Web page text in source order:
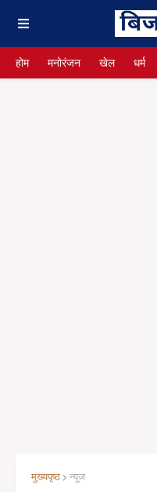
होम मनोरंजन खेल धर्म
मुख्यपृष्ठ न्यूज